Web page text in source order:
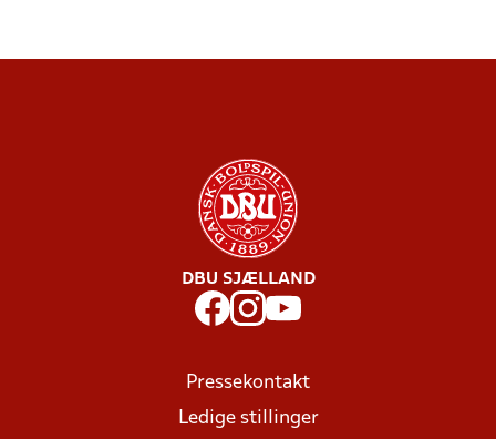
DBU SJÆLLAND
Pressekontakt
Ledige stillinger